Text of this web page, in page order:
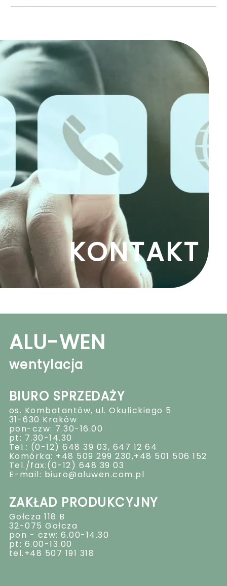
KONTAKT
ALU-WEN
wentylacja
BIURO SPRZEDAŻY
os. Kombatantów, ul. Okulickiego 5
31-630 Kraków
pon-czw: 7.30-16.00
pt: 7.30-14.30
Tel.: (0-12) 648 39 03, 647 12 64
Komórka: +48 509 299 230,+48 501 506 152
Tel./fax:(0-12) 648 39 03
E-mail: biuro@aluwen.com.pl
ZAKŁAD PRODUKCYJNY
Gołcza 118 B
32-075 Gołcza
pon - czw: 6.00-14.30
pt: 6.00-13.00
tel.+48 507 191 318